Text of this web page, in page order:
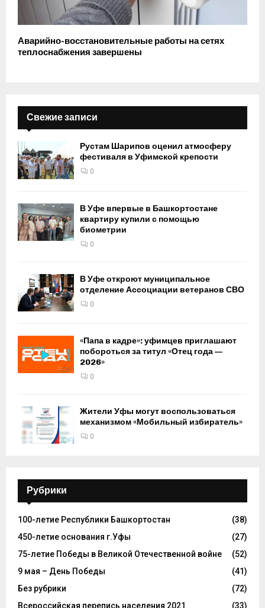
Аварийно-восстановительные работы на сетях
теплоснабжения завершены
Свежие записи
Рустам Шарипов оценил атмосферу
фестиваля в Уфимской крепости
0
В Уфе впервые в Башкортостане
квартиру купили с помощью
биометрии
0
В Уфе откроют муниципальное
отделение Ассоциации ветеранов СВО
0
«Папа в кадре»: уфимцев приглашают
побороться за титул «Отец года —
2026»
0
Жители Уфы могут воспользоваться
механизмом «Мобильный избиратель»
0
Рубрики
100-летие Республики Башкортостан
(38)
450-летие основания г.Уфы
(27)
75-летие Победы в Великой Отечественной войне
(52)
9 мая – День Победы
(41)
Без рубрики
(72)
Всероссийская перепись населения 2021
(33)